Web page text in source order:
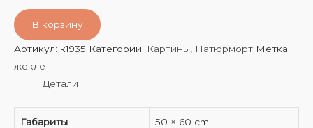
В корзину
Артикул: к1935 Категории: Картины Натюрморт Метка:
жекле
Детали
Габариты 50 × 60 cm